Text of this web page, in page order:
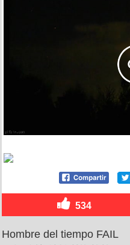
534
Hombre del tiempo FAIL